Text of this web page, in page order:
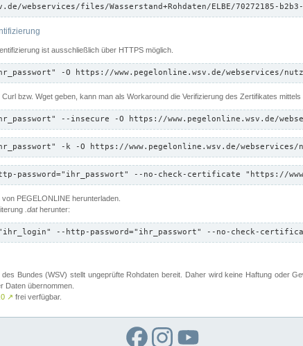
webservices/files/Wasserstand+Rohdaten/ELBE/70272185-b2b3-
ist ausschließlich über HTTPS möglich.
-O https://www.pegelonline.wsv.de/webservices/
bzw. Wget geben, kann man als Workaround die Verifizierung des Zertifikates
--insecure -O https://www.pegelonline.wsv.de/
-k -O https://www.pegelonline.wsv.de/
password="ihr_passwort" --no-check-certificate "https://
PEGELONLINE herunterladen.
.datherunter:
--http-password="ihr_passwort" --no-check-
Bundes (WSV) stellt ungeprüfte Rohdaten bereit. Daher wird keine Haftung oder
Daten übernommen.
↗ frei verfügbar.